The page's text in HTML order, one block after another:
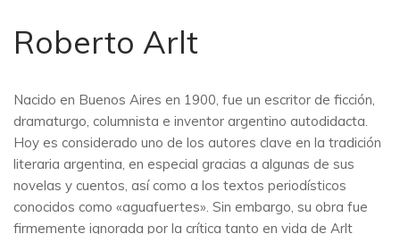
Roberto Arlt
Nacido en Buenos Aires en 1900, fue un escritor de ficción,
dramaturgo, columnista e inventor argentino autodidacta.
Hoy es considerado uno de los autores clave en la tradición
literaria argentina, en especial gracias a algunas de sus
novelas y cuentos, así como a los textos periodísticos
conocidos como «aguafuertes». Sin embargo, su obra fue
firmemente ignorada por la crítica tanto en vida de Arlt